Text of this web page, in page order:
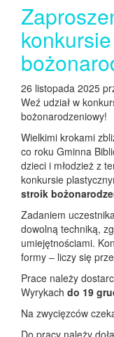
26 listopada 2025
Weź udział w
bożonarodzeniowy!
Wielkimi krokami
co roku Gminna
dzieci i młodzież z
konkursie
stroik
Zadaniem
dowolną techniką,
umiejętnościami.
formy – liczy się
Prace należy
Wyrykach do 19
Na zwycięzców
Do pracy należy